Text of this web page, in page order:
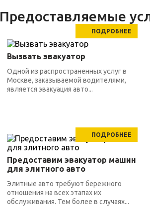
Предоставляемые
ПОДРОБНЕЕ
Вызвать эвакуатор
Одной из распространенных услуг в
Москве, заказываемой водителями,
является эвакуация авто...
ПОДРОБНЕЕ
Предоставим эвакуатор машин
для элитного авто
Элитные авто требуют бережного
отношения на всех этапах их
обслуживания. Тем более в случаях...